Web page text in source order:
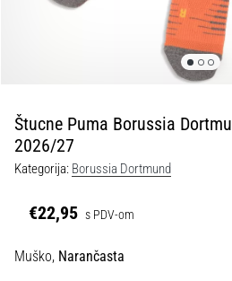
1. 7. 2025
•
1 min. čitanja
Play
for
More
Victories
Štucne Puma Borussia
2026/27
Kategorija: Borussia Dortmund
€22,95 s PDV-om
Muško, Narančasta